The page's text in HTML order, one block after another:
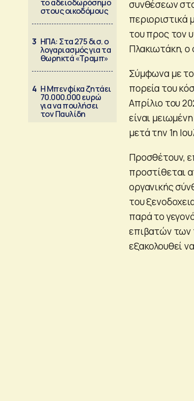
το αδειοδωρόσημο
στους οικοδόμους
3 ΗΠΑ: Στα 275 δισ. ο
λογαριασμός για τα
θωρηκτά «Τραμπ»
4 Η Μπενφίκα ζητάει
70.000.000 ευρώ
για να πουλήσει
τον Παυλίδη
συνθέσεων
περιοριστικά
του προς τον
Πλακιωτάκη,
Σύμφωνα με
πορεία του
Απρίλιο του
είναι
μετά την 1η
Προσθέτουν,
προστίθεται
οργανικής
του
παρά το
επιβατών των
εξακολουθεί